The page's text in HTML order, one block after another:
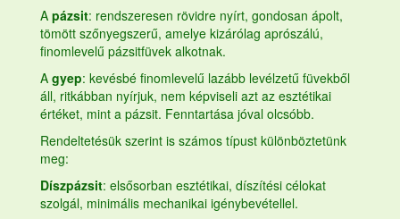
A pázsit: rendszeresen rövidre nyírt, gondosan ápolt,
tömött szőnyegszerű, amelye kizárólag aprószálú,
finomlevelű pázsitfüvek alkotnak.
A gyep: kevésbé finomlevelű lazább levélzetű füvekből
áll, ritkábban nyírjuk, nem képviseli azt az esztétikai
értéket, mint a pázsit. Fenntartása jóval olcsóbb.
Rendeltetésük szerint is számos típust különböztetünk
meg:
Díszpázsit: elsősorban esztétikai, díszítési célokat
szolgál, minimális mechanikai igénybevétellel.